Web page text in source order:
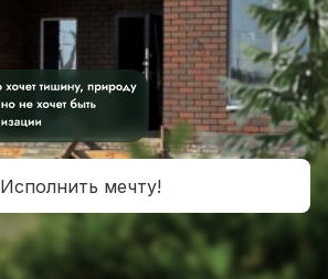
Исполнить мечту!